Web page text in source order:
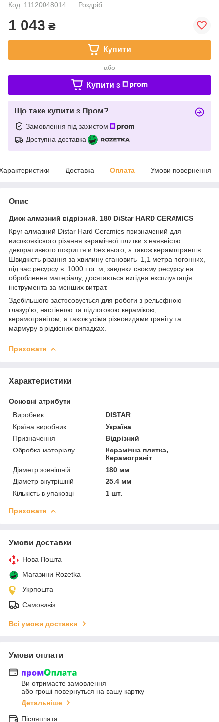
Код: 11120048014
Роздріб
1 043 ₴
Купити
або
Купити з
Що таке купити з Пром?
Замовлення під захистом
Доступна доставка
Доставка Оплата Умови повернення
Опис
Диск алмазний відрізний. 180 DiStar HARD CERAMICS
Круг алмазний Distar Hard Ceramics призначений для
високоякісного різання керамічної плитки з наявністю
декоративного покриття й без нього, а також керамогранітів.
Швидкість різання за хвилину становить 1,1 метра погонних,
під час ресурсу в 1000 пог. м, завдяки своєму ресурсу на
оброблення матеріалу, досягається вигідна експлуатація
інструмента за менших витрат.
Здебільшого застосовується для роботи з рельєфною
глазур'ю, настінною та підлоговою керамікою,
керамогранітом, а також усіма різновидами граніту та
мармуру в рідкісних випадках.
Приховати
Характеристики
Основні атрибути
Виробник
DISTAR
Країна виробник
Україна
Призначення
Відрізний
Обробка матеріалу
Керамічна плитка,
Керамограніт
Діаметр зовнішній
180 мм
Діаметр внутрішній
25.4 мм
Кількість в упаковці
1 шт.
Приховати
Умови доставки
Нова Пошта
Магазини Rozetka
Укрпошта
Самовивіз
Всі умови доставки
Умови оплати
Ви отримаєте замовлення
або гроші повернуться на вашу картку
Детальніше
Післяплата